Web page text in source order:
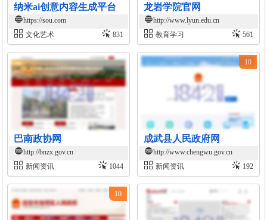
纳米ai创意内容生成平台
https://sou.com
文化艺术
831
龙岩学院官网
http://www.lyun.edu.cn
教育学习
561
巴南政协网
http://bnzx.gov.cn
新闻资讯
1044
成武县人民政府网
http://www.chengwu.gov.cn
新闻资讯
192
10
10